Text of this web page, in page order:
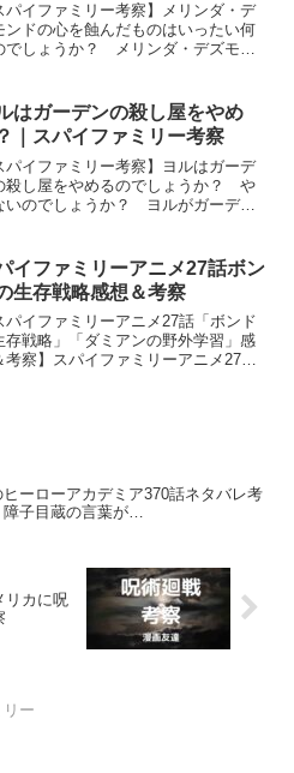
パイファミリー考察】メリンダ・デ
ンドの心を蝕んだものはいったい何
でしょうか？ メリンダ・デズモン
はガーデンの殺し屋をやめ
｜スパイファミリー考察
パイファミリー考察】ヨルはガーデ
殺し屋をやめるのでしょうか？ や
いのでしょうか？ ヨルがガーデン
イファミリーアニメ27話ボン
生存戦略感想＆考察
パイファミリーアニメ27話「ボンド
存戦略」「ダミアンの野外学習」感
考察】スパイファミリーアニメ27話
ヒーローアカデミア370話ネタバレ考
子目蔵の言葉が…
リカに呪
リー